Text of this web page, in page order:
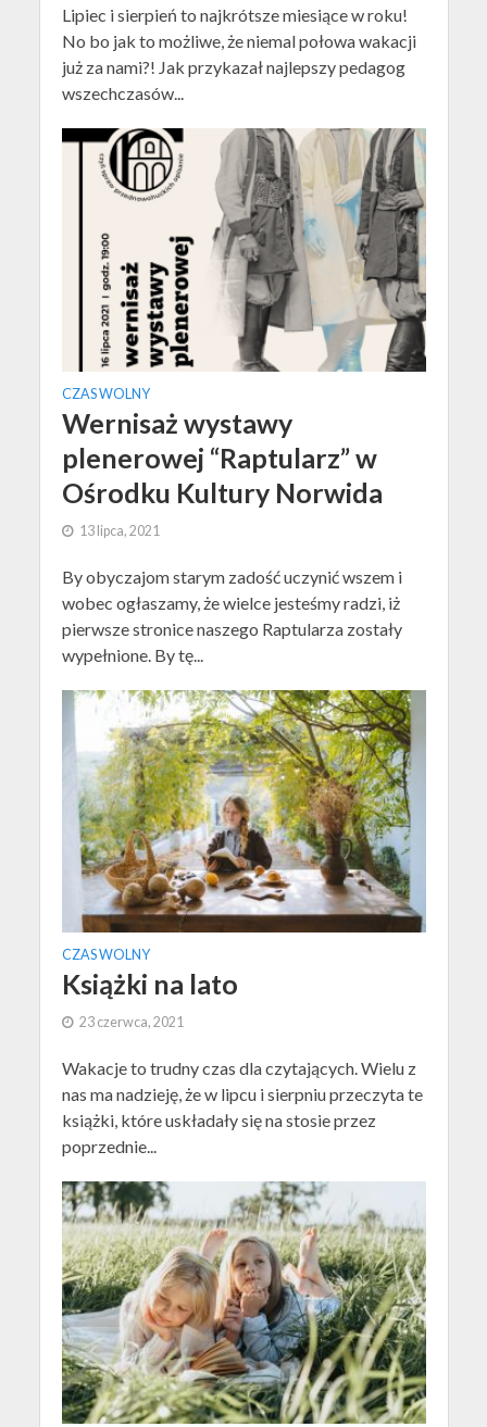
Lipiec i sierpień to najkrótsze miesiące w roku!
No bo jak to możliwe, że niemal połowa wakacji
już za nami?! Jak przykazał najlepszy pedagog
wszechczasów...
CZAS WOLNY
Wernisaż wystawy
plenerowej “Raptularz” w
Ośrodku Kultury Norwida
13 lipca, 2021
By obyczajom starym zadość uczynić wszem i
wobec ogłaszamy, że wielce jesteśmy radzi, iż
pierwsze stronice naszego Raptularza zostały
wypełnione. By tę...
CZAS WOLNY
Książki na lato
23 czerwca, 2021
Wakacje to trudny czas dla czytających. Wielu z
nas ma nadzieję, że w lipcu i sierpniu przeczyta te
książki, które uskładały się na stosie przez
poprzednie...